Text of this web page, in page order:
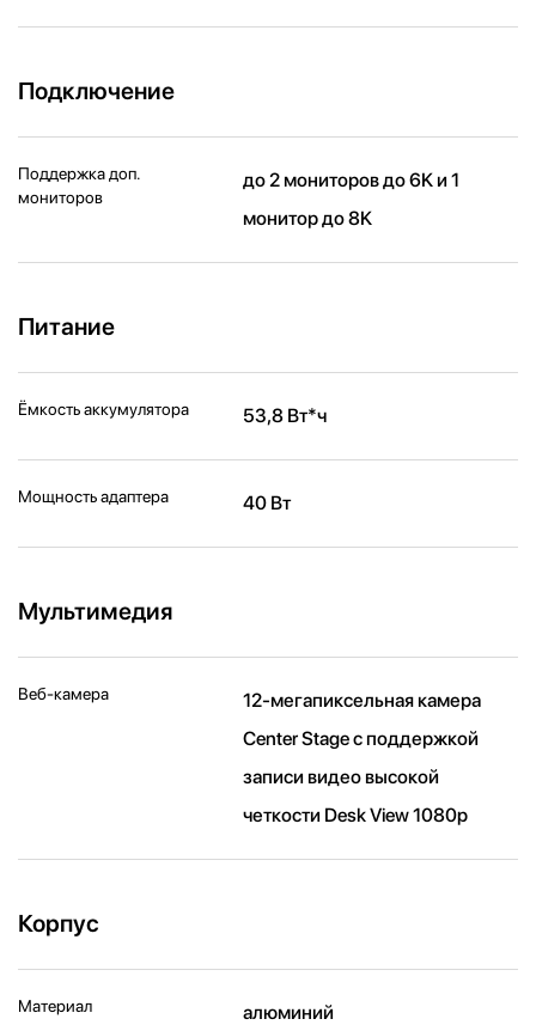
Подключение
Поддержка доп.
мониторов
до 2 мониторов до 6K и 1
монитор до 8K
Питание
Ёмкость аккумулятора 53,8 Вт*ч
Мощность адаптера 40 Вт
Мультимедия
Веб-камера
12-мегапиксельная камера
Center Stage с поддержкой
записи видео высокой
четкости Desk View 1080p
Корпус
Материал алюминий